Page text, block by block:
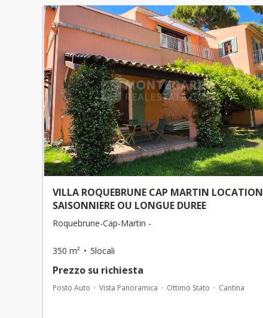
VILLA ROQUEBRUNE CAP MARTIN LOCATION
SAISONNIERE OU LONGUE DUREE
Roquebrune-Cap-Martin -
350 m² 5locali
Prezzo su richiesta
Posto Auto Vista Panoramica Ottimo Stato Cantina